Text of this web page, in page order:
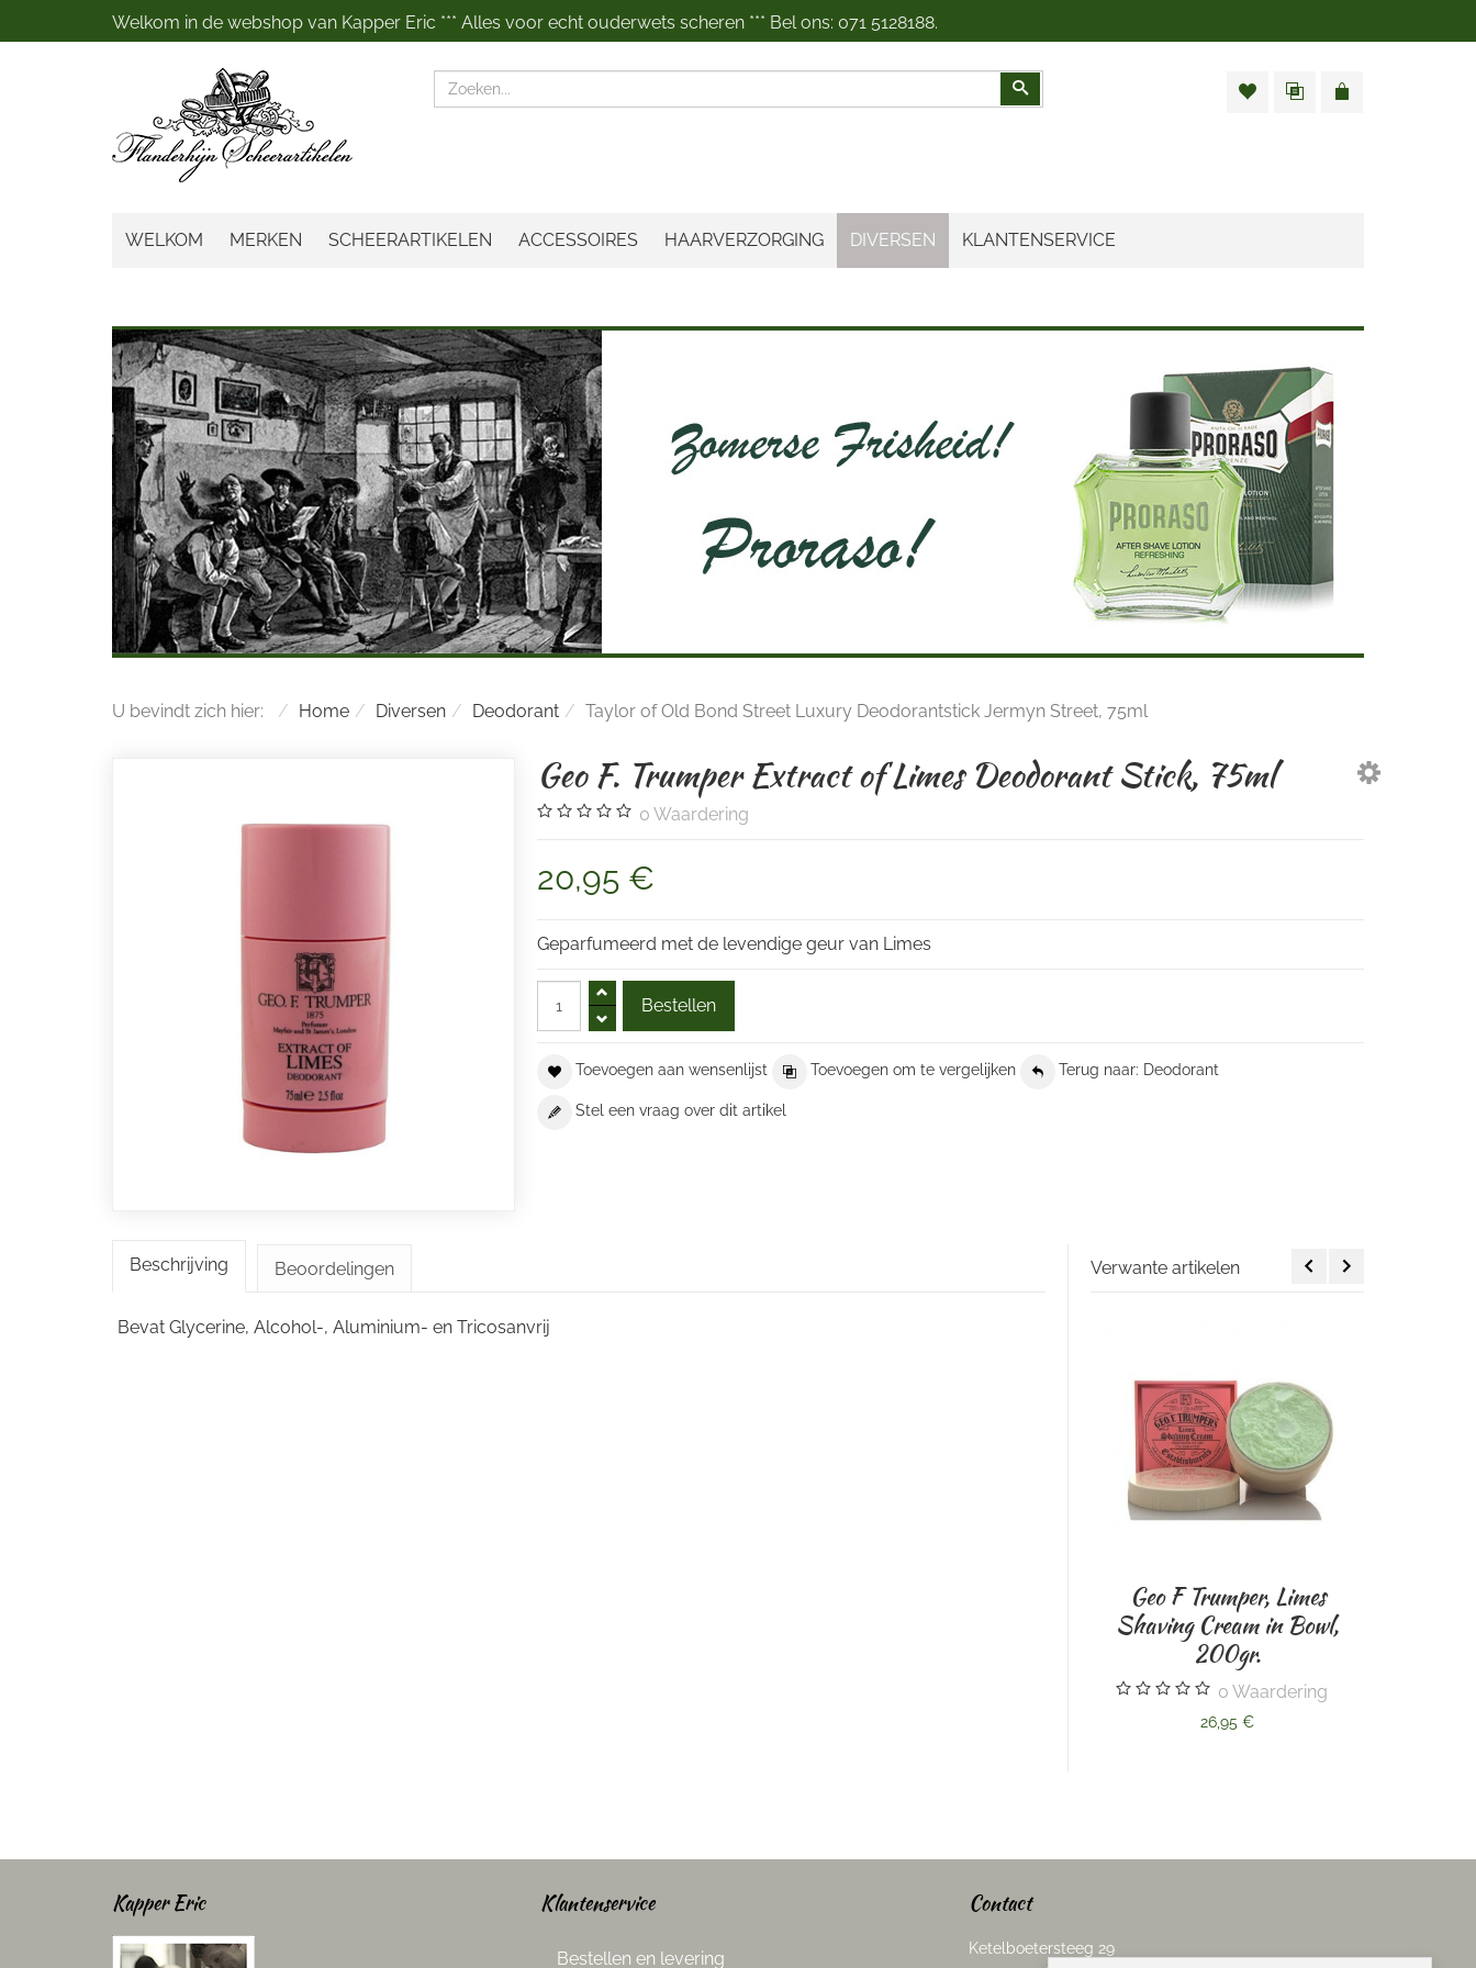
Welkom in de webshop van Kapper Eric *** Alles voor echt ouderwets scheren *** Bel ons: 071 5128188.
Zoeken
Zoeken
WELKOM MERKEN SCHEERARTIKELEN ACCESSOIRES HAARVERZORGING DIVERSEN KLANTENSERVICE
U bevindt zich hier: Home Diversen Deodorant Taylor of Old Bond Street Luxury Deodorantstick Jermyn Street, 75ml
Geo F. Trumper Extract of Limes Deodorant Stick, 75ml
0 Waardering
20,95 €
Geparfumeerd met de levendige geur van Limes
Toevoegen aan wensenlijst Toevoegen om te vergelijken Terug naar: Deodorant
Stel een vraag over dit artikel
Beschrijving Beoordelingen
Bevat Glycerine, Alcohol-, Aluminium- en Tricosanvrij
Verwante artikelen
Geo F Trumper, Limes
Shaving Cream in Bowl,
Waardering
Extract of Limes Skin
Food, 100ml
Kapper Eric Klantenservice
Bestellen en levering
Contact
Ketelboetersteeg 29